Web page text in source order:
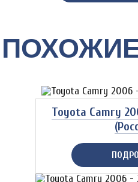
Toyota Camry